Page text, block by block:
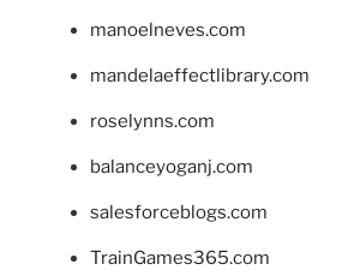
manoelneves.com
mandelaeffectlibrary.com
roselynns.com
balanceyoganj.com
salesforceblogs.com
TrainGames365.com